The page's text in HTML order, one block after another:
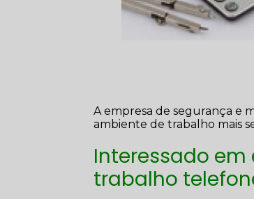
A empresa de segurança e
ambiente de trabalho mais
Interessado
trabalho